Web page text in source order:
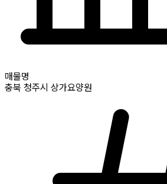
매물명
충북 청주시 상가요양원